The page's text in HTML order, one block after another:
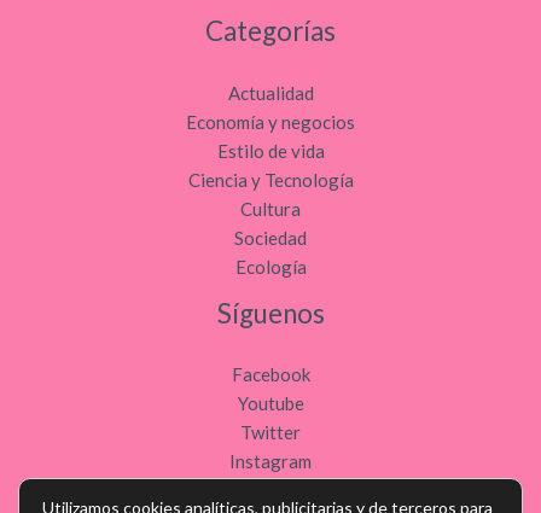
Categorías
Actualidad
Economía y negocios
Estilo de vida
Ciencia y Tecnología
Cultura
Sociedad
Ecología
Síguenos
Facebook
Youtube
Twitter
Instagram
Utilizamos cookies analíticas, publicitarias y de terceros para